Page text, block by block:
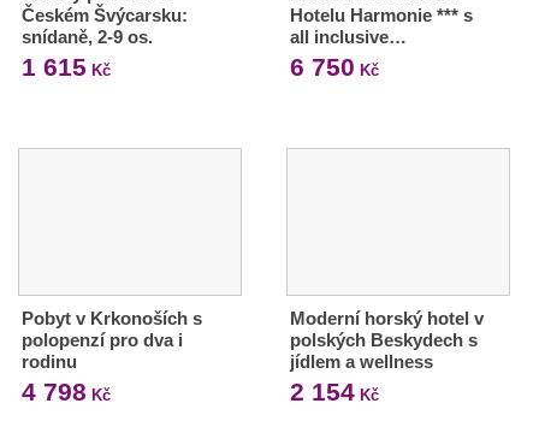
Českém Švýcarsku:
snídaně, 2-9 os.
1 615 Kč
Hotelu Harmonie *** s
all inclusive…
6 750 Kč
Pobyt v Krkonoších s
polopenzí pro dva i
rodinu
4 798 Kč
Moderní horský hotel v
polských Beskydech s
jídlem a wellness
2 154Kč